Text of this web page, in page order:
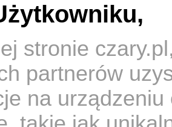
stronie
partnerów
na